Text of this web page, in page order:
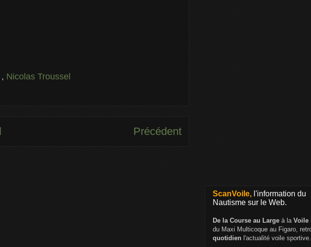
, Nicolas Troussel
Précédent
ScanVoile, l'information du
Nautisme sur le Web.
De la Course au Large à la Voile
du Maxi Multicoque au Figaro,
quotidien l'actualité voile sportive.